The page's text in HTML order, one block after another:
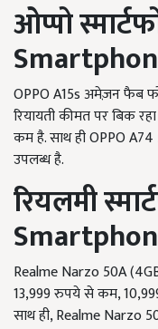
ओप्पो
OPPO A15s अमेज़न फैब
रियायती कीमत पर बिक
कम है. साथ ही OPPO A74
उपलब्ध है.
रियलमी
Realme Narzo 50A
13,999 रुपये से कम,
साथ ही, Realme Narzo